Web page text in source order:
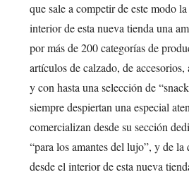
que sale a competir de este modo
interior de esta nueva tienda una
por más de 200 categorías de
artículos de calzado, de
y con hasta una selección de
siempre despiertan una especial
comercializan desde su sección
“para los amantes del lujo”, y de
desde el interior de esta nueva